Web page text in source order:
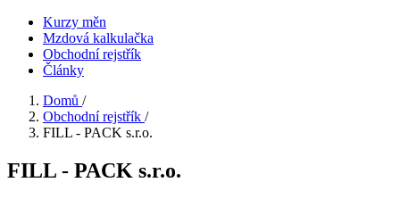
Kurzy měn
Mzdová kalkulačka
Obchodní rejstřík
Články
Domů /
Obchodní rejstřík /
FILL - PACK s.r.o.
FILL - PACK s.r.o.